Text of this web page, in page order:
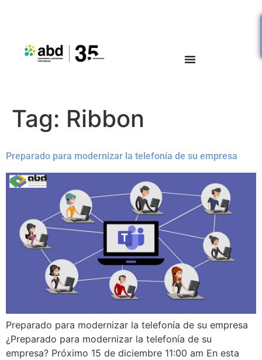
Tag: Ribbon
Preparado para modernizar la telefonía de su empresa
Preparado para modernizar la telefonía de su empresa
¿Preparado para modernizar la telefonía de su
empresa? Próximo 15 de diciembre 11:00 am En esta